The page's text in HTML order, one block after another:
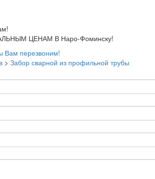
ЦЕНАМ В Наро-Фоминску!
Вам перезвоним!
> Забор сварной из профильной трубы